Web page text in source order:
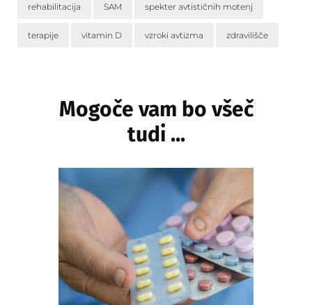
rehabilitacija SAM spekter avtističnih motenj
terapije vitamin D vzroki avtizma zdravilišče
Mogoče vam bo všeč
tudi ...